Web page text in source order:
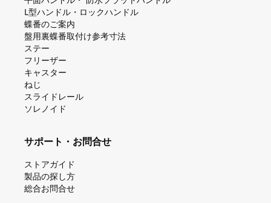
L型ハンドル・ロックハンドル
蝶番のご案内
盤⽤裏蝶番取付け参考⼨法
ステー
フリーザー
キャスター
ねじ
スライドレール
ソレノイド
サポート・お問合せ
ストアガイド
製品の探し⽅
総合お問合せ